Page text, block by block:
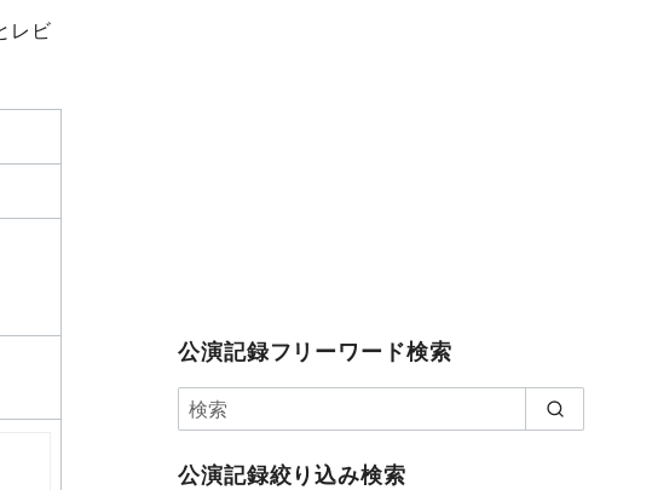
レビ
公演記録フリーワード検索
公演記録絞り込み検索